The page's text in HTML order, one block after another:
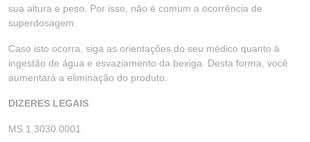
sua altura e peso. Por isso, não é comum a ocorrência de
superdosagem.
Caso isto ocorra, siga as orientações do seu médico quanto à
ingestão de água e esvaziamento da bexiga. Desta forma, você
aumentará a eliminação do produto.
DIZERES LEGAIS
MS 1.3030.0001